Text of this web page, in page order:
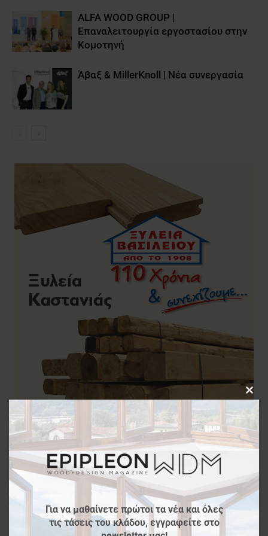
ALFA WOOD GROUP |
Επαναλειτουργία εργοστασίου στην
Κομοτηνή
Άβαξ & MillerKnoll | Νέα συνεργασία
Για να μαθαίνετε πρώτοι τα νέα και όλες
τις τάσεις του κλάδου, εγγραφείτε στο